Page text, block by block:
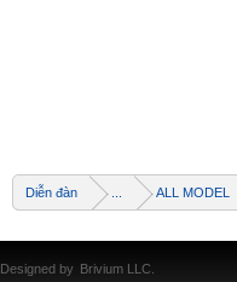
+ Chúng tôi có tất
chuẩn cứu máy -
Diễn đàn ALL MODEL
Designed by Brivium LLC.